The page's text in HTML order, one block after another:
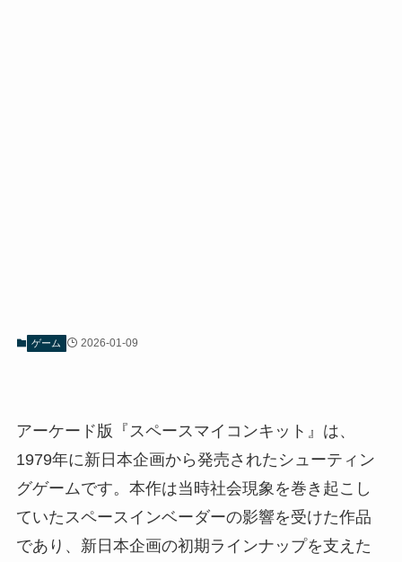
ゲーム 2026-01-09
アーケード版『スペースマイコンキット』は、
1979年に新日本企画から発売されたシューティン
グゲームです。本作は当時社会現象を巻き起こし
ていたスペースインベーダーの影響を受けた作品
であり、新日本企画の初期ラインナップを支えた